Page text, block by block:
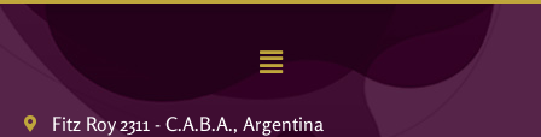
Fitz Roy 2311 - C.A.B.A., Argentina